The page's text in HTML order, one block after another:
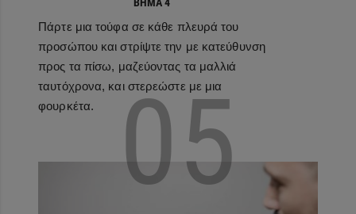
Πάρτε μια τούφα σε κάθε πλευρά του
προσώπου και στρίψτε την με κατεύθυνση
προς τα πίσω, μαζεύοντας τα μαλλιά
ταυτόχρονα, και στερεώστε με μια
φουρκέτα.
05